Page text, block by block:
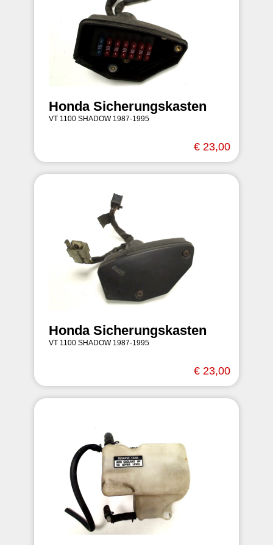
Honda Sicherungskasten
VT 1100 SHADOW 1987-1995
€ 23,00
Honda Sicherungskasten
VT 1100 SHADOW 1987-1995
€ 23,00